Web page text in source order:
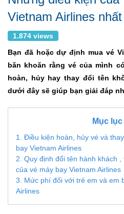
Vietnam Airlines
1.874 views
Bạn đã hoặc dự định mua vé
băn khoăn rằng vé của mình
hoàn, hủy hay thay đổi tên
dưới đây sẽ giúp bạn giải đáp
Mục lục
1. Điều kiện hoàn, hủy vé và
bay Vietnam Airlines
2. Quy định đổi tên hành khách
của vé máy bay Vietnam Airlines
3. Mức phí đối với trẻ em và em
Airlines